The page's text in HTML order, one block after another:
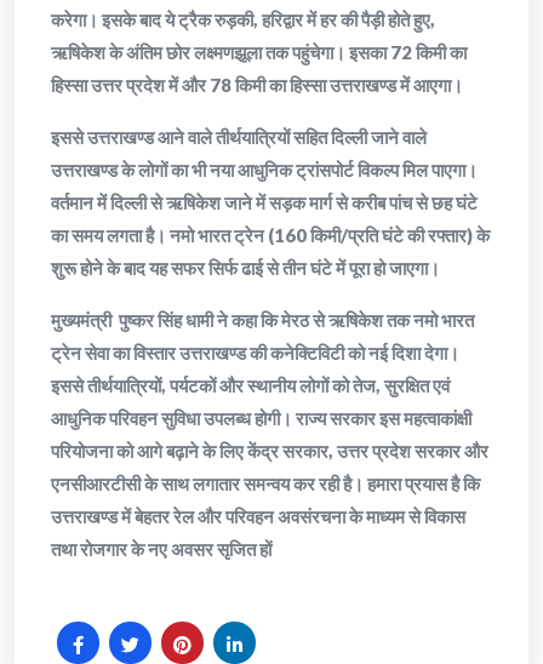
करेगा। इसके बाद ये ट्रैक रुड़की, हरिद्वार में हर की पैड़ी होते हुए,
ऋषिकेश के अंतिम छोर लक्ष्मणझूला तक पहुंचेगा। इसका 72 किमी का
हिस्सा उत्तर प्रदेश में और 78 किमी का हिस्सा उत्तराखण्ड में आएगा।
इससे उत्तराखण्ड आने वाले तीर्थयात्रियों सहित दिल्ली जाने वाले
उत्तराखण्ड के लोगों का भी नया आधुनिक ट्रांसपोर्ट विकल्प मिल पाएगा।
वर्तमान में दिल्ली से ऋषिकेश जाने में सड़क मार्ग से करीब पांच से छह घंटे
का समय लगता है। नमो भारत ट्रेन (160 किमी/प्रति घंटे की रफ्तार) के
शुरू होने के बाद यह सफर सिर्फ ढाई से तीन घंटे में पूरा हो जाएगा।
मुख्यमंत्री पुष्कर सिंह धामी ने कहा कि मेरठ से ऋषिकेश तक नमो भारत
ट्रेन सेवा का विस्तार उत्तराखण्ड की कनेक्टिविटी को नई दिशा देगा।
इससे तीर्थयात्रियों, पर्यटकों और स्थानीय लोगों को तेज, सुरक्षित एवं
आधुनिक परिवहन सुविधा उपलब्ध होगी। राज्य सरकार इस महत्वाकांक्षी
परियोजना को आगे बढ़ाने के लिए केंद्र सरकार, उत्तर प्रदेश सरकार और
एनसीआरटीसी के साथ लगातार समन्वय कर रही है। हमारा प्रयास है कि
उत्तराखण्ड में बेहतर रेल और परिवहन अवसंरचना के माध्यम से विकास
तथा रोजगार के नए अवसर सृजित हों